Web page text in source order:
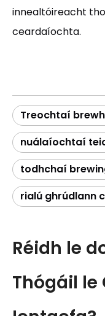
innealtóireacht
ceardaíochta.
Treochtaí
nuálaíochtaí
todhchaí
rialú ghrúdlann
Réidh le
Thógáil